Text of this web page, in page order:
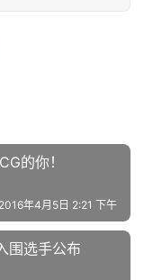
的你！
2016年4月5日 2:21 下午
围选手公布